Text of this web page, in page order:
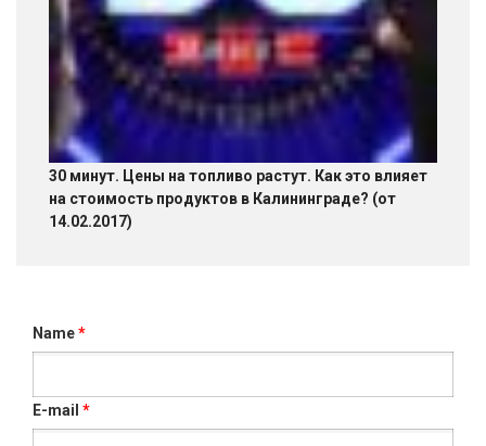
30 минут. Цены на топливо растут. Как это влияет
на стоимость продуктов в Калининграде? (от
14.02.2017)
Name*
E-mail *